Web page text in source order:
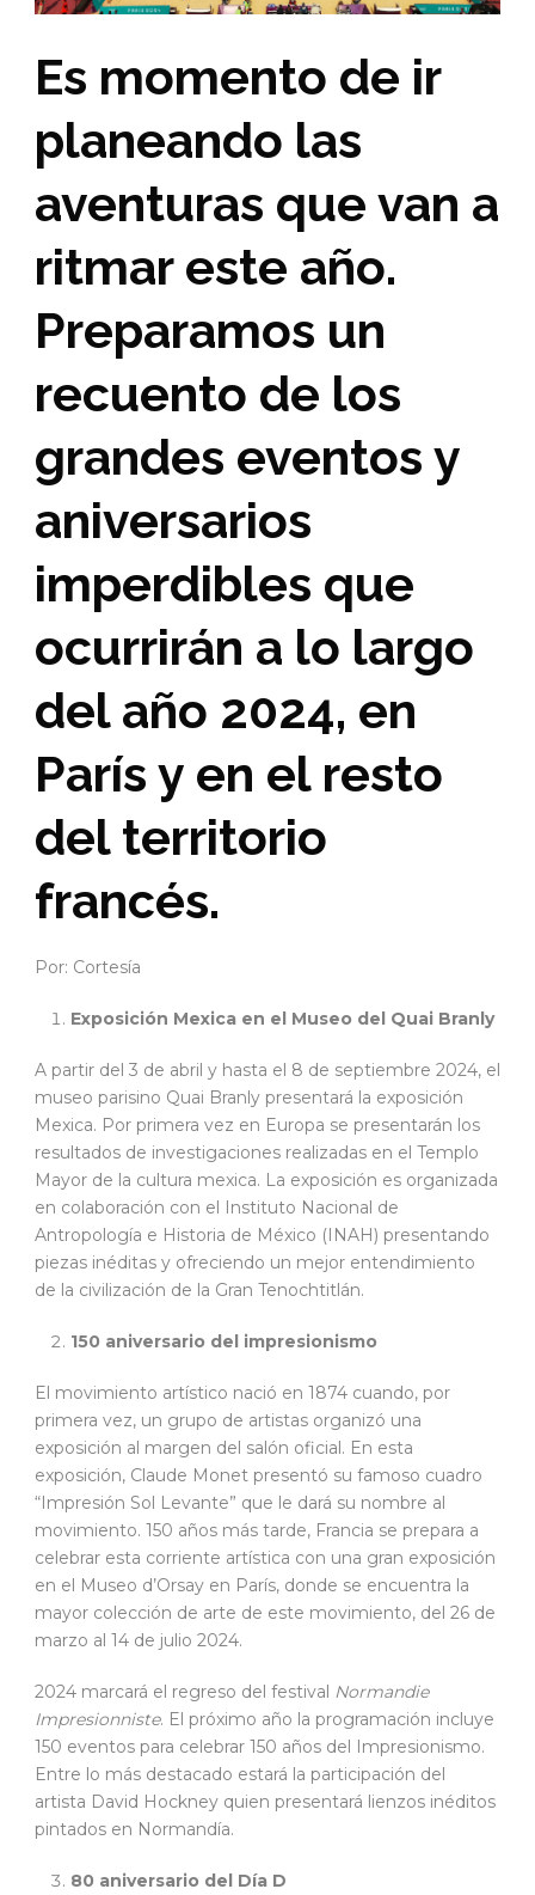
Es momento de ir
planeando las
aventuras que van a
ritmar este año.
Preparamos un
recuento de los
grandes eventos y
aniversarios
imperdibles que
ocurrirán a lo largo
del año 2024, en
París y en el resto
del territorio
francés.
Por: Cortesía
Exposición Mexica en el Museo del Quai Branly
A partir del 3 de abril y hasta el 8 de septiembre 2024, el
museo parisino Quai Branly presentará la exposición
Mexica. Por primera vez en Europa se presentarán los
resultados de investigaciones realizadas en el Templo
Mayor de la cultura mexica. La exposición es organizada
en colaboración con el Instituto Nacional de
Antropología e Historia de México (INAH) presentando
piezas inéditas y ofreciendo un mejor entendimiento
de la civilización de la Gran Tenochtitlán.
150 aniversario del impresionismo
El movimiento artístico nació en 1874 cuando, por
primera vez, un grupo de artistas organizó una
exposición al margen del salón oficial. En esta
exposición, Claude Monet presentó su famoso cuadro
“Impresión Sol Levante” que le dará su nombre al
movimiento. 150 años más tarde, Francia se prepara a
celebrar esta corriente artística con una gran exposición
en el Museo d’Orsay en París, donde se encuentra la
mayor colección de arte de este movimiento, del 26 de
marzo al 14 de julio 2024.
2024 marcará el regreso del festival Normandie
Impresionniste. El próximo año la programación incluye
150 eventos para celebrar 150 años del Impresionismo.
Entre lo más destacado estará la participación del
artista David Hockney quien presentará lienzos inéditos
pintados en Normandía.
80 aniversario del Día D